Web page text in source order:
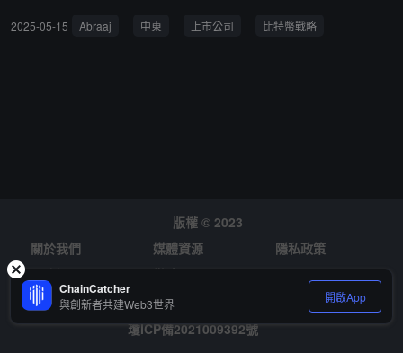
總部位於阿拉伯聯合酋長國迪拜。
2025-05-15 Abraaj 中東 上市公司 比特幣戰略
版權 © 2023
關於我們
媒體資源
隱私政策
風險提示
徵才
瓊ICP備2021009392號
ChainCatcher
與創新者共建Web3世界 開啟App